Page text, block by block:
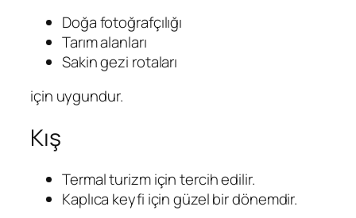
Doğa fotoğrafçılığı
Tarım alanları
Sakin gezi rotaları
için uygundur.
Kış
Termal turizm için tercih edilir.
Kaplıca keyfi için güzel bir dönemdir.